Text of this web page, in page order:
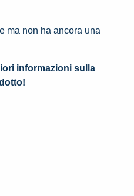
ma non ha ancora una
informazioni sulla